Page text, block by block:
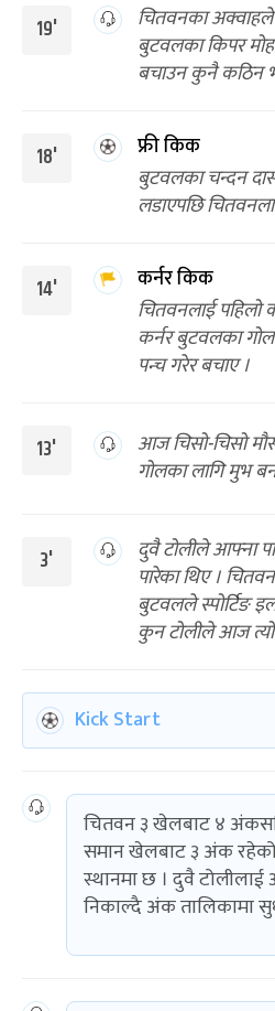
19'
चितवनका
बुटवलका किपर
बचाउन कुनै कठिन
18'
फ्री किक
बुटवलका चन्दन
लडाएपछि
14'
कर्नर किक
चितवनलाई पहिलो
कर्नर बुटवलका
पन्च गरेर बचाए ।
13'
आज चिसो-चिसो
गोलका लागि मुभ
3'
दुवै टोलीले आफ्ना
पारेका थिए ।
बुटवलले स्पोर्टिङ
कुन टोलीले आज
Kick Start
चितवन ३ खेलबाट ४
समान खेलबाट ३ अंक
स्थानमा छ । दुवै
निकाल्दै अंक तालिकामा